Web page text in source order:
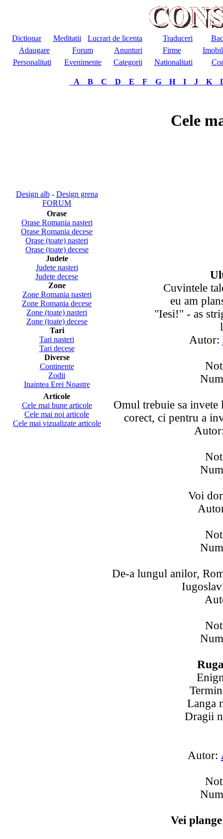
Dictionar Meditatii Lucrari de licenta Traduceri
Adaugare
Forum Anunturi Firme
Personalitati
Evenimente Categorii Nationalitati
A B C D E F G H I J K
Design alb- Design grena
FORUM
Orase
Orase Romania nasteri
Orase Romania decese
Orase (toate) nasteri
Orase (toate) decese
Judete
Judete nasteri
Judete decese
Zone
Zone Romania nasteri
Zone Romania decese
Zone (toate) nasteri
Zone (toate) decese
Tari
Tari nasteri
Tari decese
Diverse
Continente
Zodii
Inaintea Erei Noastre
Articole
Cele mai bune articole
Cele mai noi articole
Cele mai vizualizate articole
Cele
Cuvintele
eu am
"Iesi!" - as
Autor:
Omul trebuie sa invete
corect, ci pentru a
Voi
De-a lungul anilor,
Langa
Dragii
Autor:
Vei